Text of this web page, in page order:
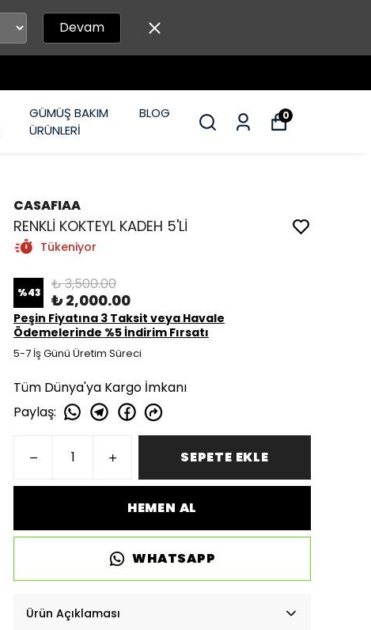
Devam
GÜMÜŞ BAKIM
ÜRÜNLERİ
BLOG 0
CASAFIAA
RENKLİ KOKTEYL KADEH 5'Lİ
Tükeniyor
%43 ₺ 3,500.00
₺ 2,000.00
Peşin Fiyatına 3 Taksit veya Havale
Ödemelerinde %5 İndirim Fırsatı
5-7 İş Günü Üretim Süreci
Tüm Dünya'ya Kargo İmkanı
Paylaş:
SEPETE EKLE
HEMEN AL
WHATSAPP
Ürün Açıklaması